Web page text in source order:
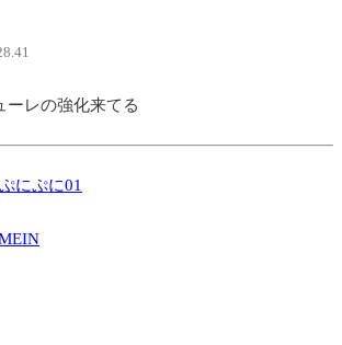
ーレの強化来てる
にぷに01